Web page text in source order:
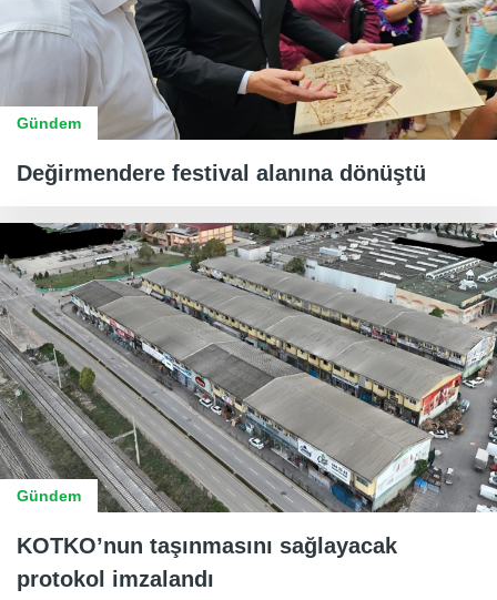
Gündem
Değirmendere festival alanına dönüştü
Gündem
KOTKO’nun taşınmasını sağlayacak
protokol imzalandı